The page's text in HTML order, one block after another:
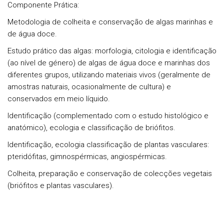
Componente Prática:
Metodologia de colheita e conservação de algas marinhas e
de água doce.
Estudo prático das algas: morfologia, citologia e identificação
(ao nível de género) de algas de água doce e marinhas dos
diferentes grupos, utilizando materiais vivos (geralmente de
amostras naturais, ocasionalmente de cultura) e
conservados em meio líquido.
Identificação (complementado com o estudo histológico e
anatómico), ecologia e classificação de briófitos.
Identificação, ecologia classificação de plantas vasculares:
pteridófitas, gimnospérmicas, angiospérmicas.
Colheita, preparação e conservação de colecções vegetais
(briófitos e plantas vasculares).